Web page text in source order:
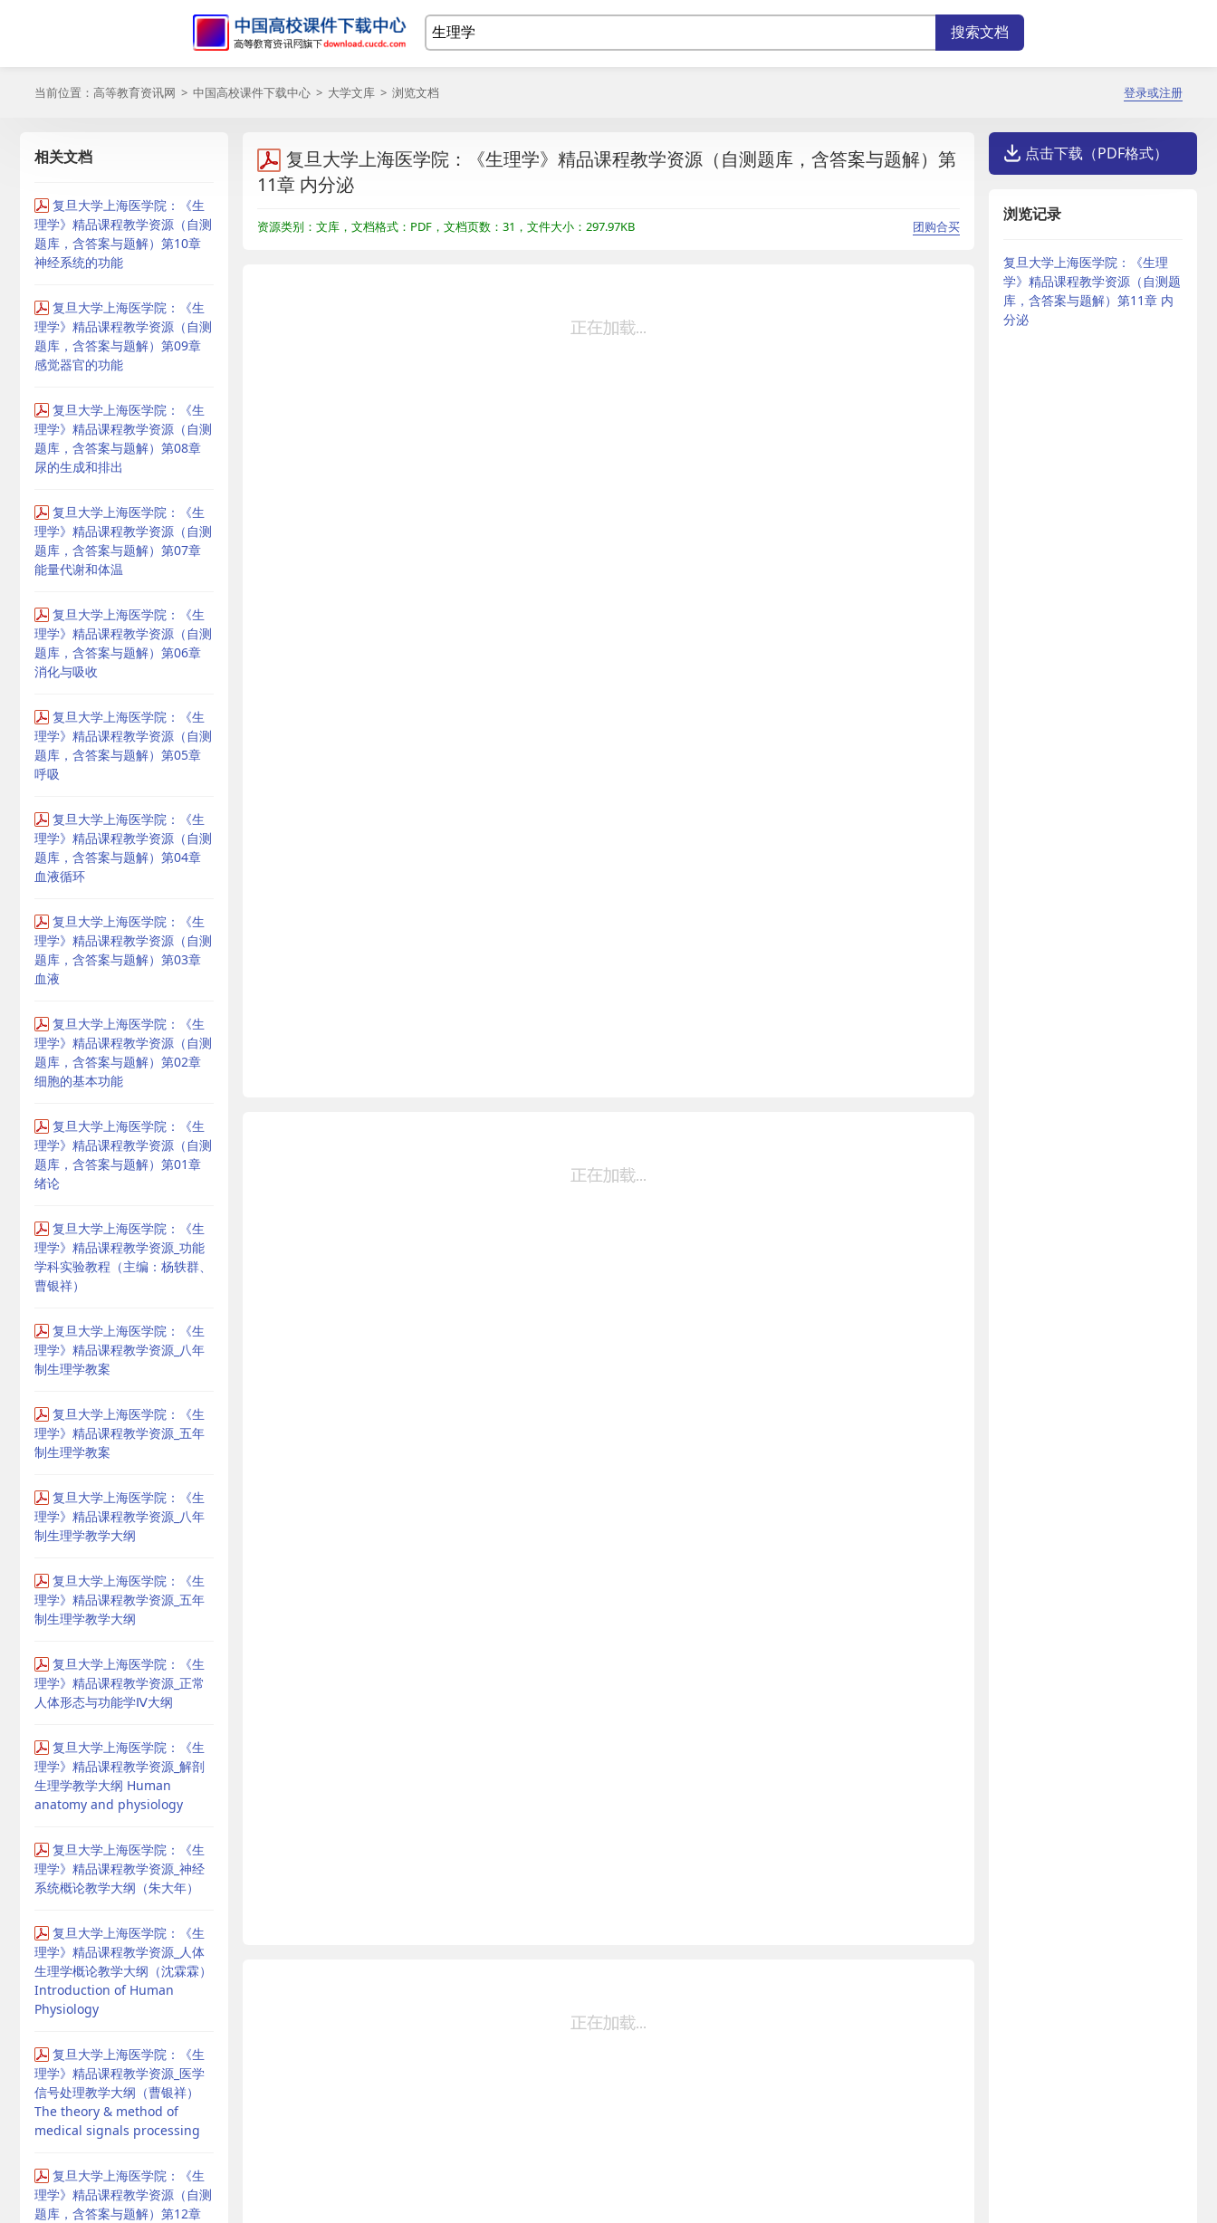
当前位置： 高等教育资讯网 > 中国高校课件下载中心 > 大学文库 > 浏览文档 登录或注册
相关文档
复旦大学上海医学院：《生
理学》精品课程教学资源（自测
题库，含答案与题解）第10章
神经系统的功能
复旦大学上海医学院：《生
理学》精品课程教学资源（自测
题库，含答案与题解）第09章
感觉器官的功能
复旦大学上海医学院：《生
理学》精品课程教学资源（自测
题库，含答案与题解）第08章
尿的生成和排出
复旦大学上海医学院：《生
理学》精品课程教学资源（自测
题库，含答案与题解）第07章
能量代谢和体温
复旦大学上海医学院：《生
理学》精品课程教学资源（自测
题库，含答案与题解）第06章
消化与吸收
复旦大学上海医学院：《生
理学》精品课程教学资源（自测
题库，含答案与题解）第05章
呼吸
复旦大学上海医学院：《生
理学》精品课程教学资源（自测
题库，含答案与题解）第04章
血液循环
复旦大学上海医学院：《生
理学》精品课程教学资源（自测
题库，含答案与题解）第03章
血液
复旦大学上海医学院：《生
理学》精品课程教学资源（自测
题库，含答案与题解）第02章
细胞的基本功能
复旦大学上海医学院：《生
理学》精品课程教学资源（自测
题库，含答案与题解）第01章
绪论
复旦大学上海医学院：《生
理学》精品课程教学资源_功能
学科实验教程（主编：杨轶群、
曹银祥）
复旦大学上海医学院：《生
理学》精品课程教学资源_八年
制生理学教案
复旦大学上海医学院：《生
理学》精品课程教学资源_五年
制生理学教案
复旦大学上海医学院：《生
理学》精品课程教学资源_八年
制生理学教学大纲
复旦大学上海医学院：《生
理学》精品课程教学资源_五年
制生理学教学大纲
复旦大学上海医学院：《生
理学》精品课程教学资源_正常
人体形态与功能学Ⅳ大纲
复旦大学上海医学院：《生
理学》精品课程教学资源_解剖
生理学教学大纲 Human
anatomy and physiology
复旦大学上海医学院：《生
理学》精品课程教学资源_神经
系统概论教学大纲（朱大年）
复旦大学上海医学院：《生
理学》精品课程教学资源_人体
生理学概论教学大纲（沈霖霖）
Introduction of Human
Physiology
复旦大学上海医学院：《生
理学》精品课程教学资源_医学
信号处理教学大纲（曹银祥）
The theory & method of
medical signals processing
复旦大学上海医学院：《生
理学》精品课程教学资源（自测
题库，含答案与题解）第12章
复旦大学上海医学院：《生理学》精品课程教学资源（自测题库，含答案与题解）第
11章 内分泌
团购合买
资源类别：文库，文档格式：PDF，文档页数：31，文件大小：297.97KB
点击下载（PDF格式）
浏览记录
复旦大学上海医学院：《生理
学》精品课程教学资源（自测题
库，含答案与题解）第11章 内
分泌